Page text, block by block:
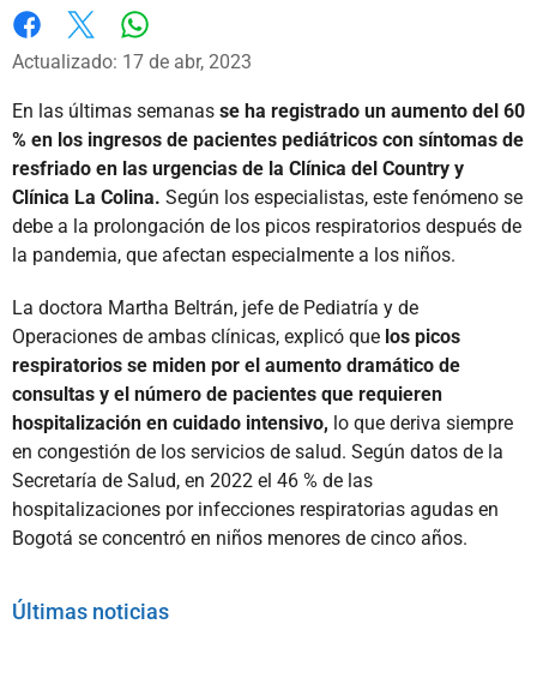
Facebook
X
Actualizado: 17 de abr, 2023
En las últimas semanas se ha registrado un aumento del 60
% en los ingresos de pacientes pediátricos con síntomas de
resfriado en las urgencias de la Clínica del Country y
Clínica La Colina. Según los especialistas, este fenómeno se
debe a la prolongación de los picos respiratorios después de
la pandemia, que afectan especialmente a los niños.
La doctora Martha Beltrán, jefe de Pediatría y de
Operaciones de ambas clínicas, explicó que los picos
respiratorios se miden por el aumento dramático de
consultas y el número de pacientes que requieren
hospitalización en cuidado intensivo, lo que deriva siempre
en congestión de los servicios de salud. Según datos de la
Secretaría de Salud, en 2022 el 46 % de las
hospitalizaciones por infecciones respiratorias agudas en
Bogotá se concentró en niños menores de cinco años.
Últimas noticias